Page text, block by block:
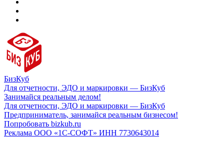
БизКуб
Для отчетности, ЭДО и маркировки — БизКуб
Занимайся реальным делом!
Для отчетности, ЭДО и маркировки — БизКуб
Предприниматель, занимайся реальным бизнесом!
Попробовать bizkub.ru
Реклама ООО «1С-СОФТ» ИНН 7730643014